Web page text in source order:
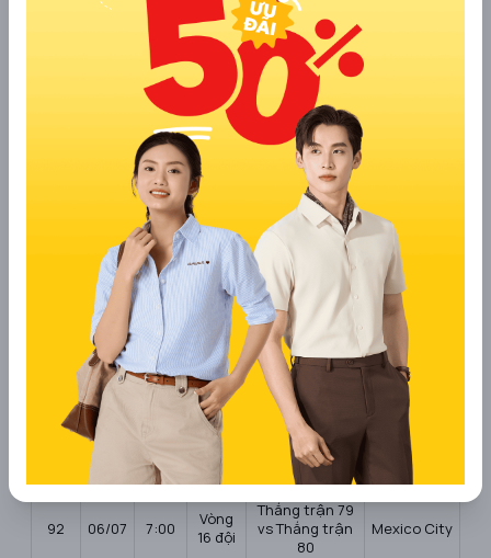
03/07 10:00
32 đội
Hạng 3 tốt
nhất
1:00
Vòng
32 đội
Nhì bảng D vs
Nhì bảng G
5:00
Vòng
32 đội
Nhất bảng J vs
Nhì bảng H
8:30
32 đội
Nhất bảng K vs
Hạng 3 tốt
nhất
05/07 4:00
Vòng
16 đội
Thắng trận 74
vs Thắng trận
Philadelphia
05/07 0:00
Vòng
16 đội
Thắng trận 73
vs Thắng trận
75
Houston
06/07
Vòng
16 đội
Thắng trận 76
vs Thắng trận
78
NY/New
Jersey
92 06/07 7:00
Vòng
16 đội
Thắng trận 79
vs Thắng trận
80
Mexico City